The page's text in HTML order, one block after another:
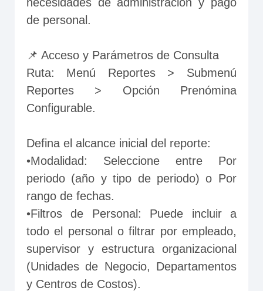
de personal.
📌 Acceso y Parámetros de Consulta
Ruta: Menú Reportes > Submenú
Reportes > Opción Prenómina
Configurable.
Defina el alcance inicial del reporte:
•Modalidad: Seleccione entre Por
periodo (año y tipo de periodo) o Por
rango de fechas.
•Filtros de Personal: Puede incluir a
todo el personal o filtrar por empleado,
supervisor y estructura organizacional
(Unidades de Negocio, Departamentos
y Centros de Costos).